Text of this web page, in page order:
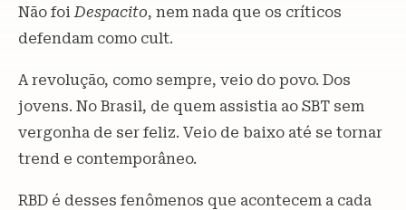
Não foiDespacito, nem nada que os críticos
defendam como cult.
A revolução, como sempre, veio do povo. Dos
jovens. No Brasil, de quem assistia ao SBT sem
vergonha de ser feliz. Veio de baixo até se tornar
trend e contemporâneo.
RBD é desses fenômenos que acontecem a cada